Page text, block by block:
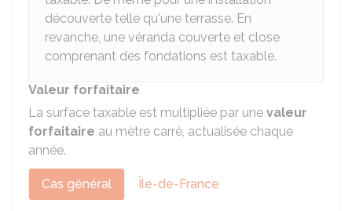
découverte telle qu'une terrasse. En
revanche, une véranda couverte et close
comprenant des fondations est taxable.
Valeur forfaitaire
La surface taxable est multipliée par une valeur
forfaitaire au mètre carré, actualisée chaque
année.
Cas général Île-de-France